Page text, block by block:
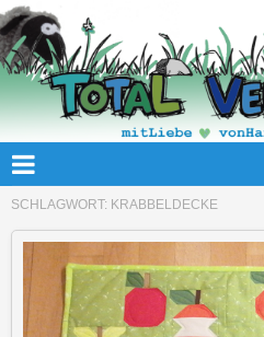
SCHLAGWORT: KRABBELDECKE